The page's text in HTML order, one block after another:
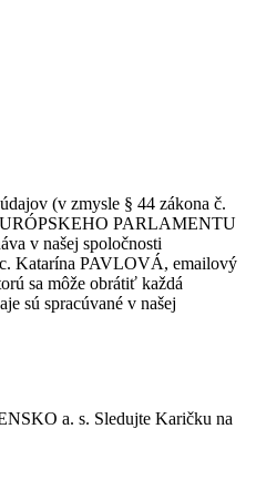
(v zmysle § 44 zákona č.
PARLAMENTU
v našej spoločnosti
Katarína PAVLOVÁ, emailový
sa môže obrátiť každá
sú spracúvané v našej
a. s. Sledujte Karičku na